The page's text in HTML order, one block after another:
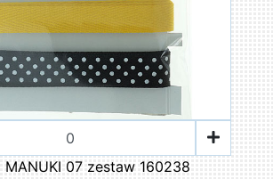
MANUKI 07 zestaw 160238